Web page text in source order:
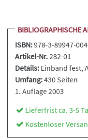
BIBLIOGRAPHISCHE
ISBN:978-3-89947-
Artikel-Nr.282-01
Details: Einband fest,
Umfang:430 Seiten
1. Auflage 2003
Lieferfrist ca. 3-5
Kostenloser